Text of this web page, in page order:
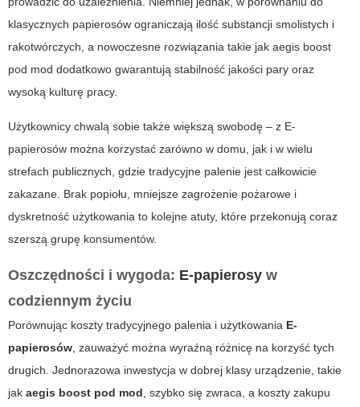
klasycznych papierosów ograniczają ilość substancji smolistych i
rakotwórczych, a nowoczesne rozwiązania takie jak aegis boost
pod mod dodatkowo gwarantują stabilność jakości pary oraz
wysoką kulturę pracy.
Użytkownicy chwalą sobie także większą swobodę – z E-
papierosów można korzystać zarówno w domu, jak i w wielu
strefach publicznych, gdzie tradycyjne palenie jest całkowicie
zakazane. Brak popiołu, mniejsze zagrożenie pożarowe i
dyskretność użytkowania to kolejne atuty, które przekonują coraz
szerszą grupę konsumentów.
Oszczędności i wygoda: E-papierosy w
codziennym życiu
Porównując koszty tradycyjnego palenia i użytkowania E-
papierosów , zauważyć można wyraźną różnicę na korzyść tych
drugich. Jednorazowa inwestycja w dobrej klasy urządzenie, takie
jak aegis boost pod mod , szybko się zwraca, a koszty zakupu